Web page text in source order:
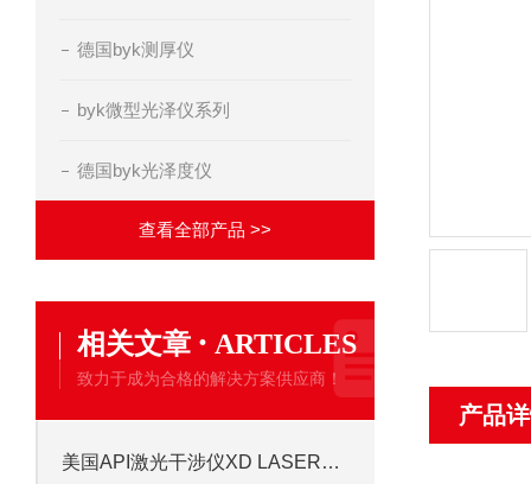
德国byk测厚仪
byk微型光泽仪系列
德国byk光泽度仪
查看全部产品 >>
相关文章 · ARTICLES
致力于成为合格的解决方案供应商！
美国API激光干涉仪XD LASER原理与机床校准应用说明
产品